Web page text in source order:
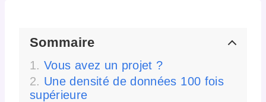
Sommaire
Vous avez un projet ?
Une densité de données 100 fois
supérieure